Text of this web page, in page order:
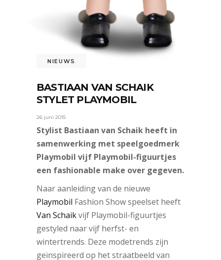
NIEUWS
BASTIAAN VAN SCHAIK
STYLET PLAYMOBIL
26 juni 2015
Stylist Bastiaan van Schaik heeft in
samenwerking met speelgoedmerk
Playmobil vijf Playmobil-figuurtjes
een fashionable make over gegeven.
Naar aanleiding van de nieuwe
Playmobil Fashion Show speelset heeft
Van Schaikvijf Playmobil-figuurtjes
gestyled naar vijf herfst- en
wintertrends. Deze modetrends zijn
geïnspireerd op het straatbeeld van